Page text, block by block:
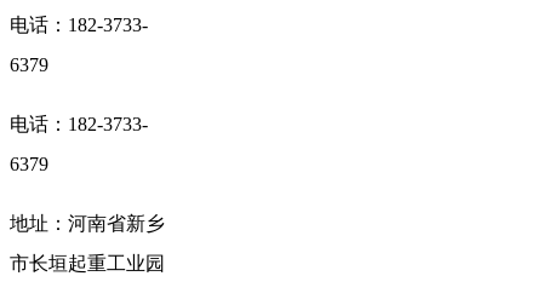
电话：182-3733-
6379
电话：182-3733-
6379
地址：河南省新乡
市长垣起重工业园